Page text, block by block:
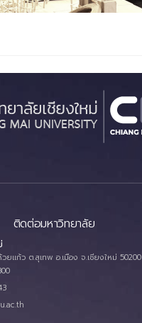
ติดต่อมหาวิทยาลัย
ยแก้ว ต.สุเทพ อ.เมือง จ.เชียงใหม่ 50200